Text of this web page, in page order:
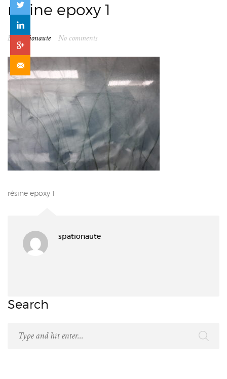
résine epoxy 1
By spationaute No comments
résine epoxy 1
spationaute
Search